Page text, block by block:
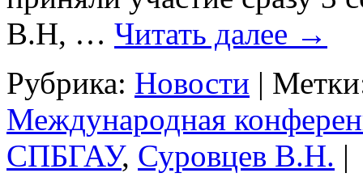
В.Н, … Читать далее →
Рубрика: Новости |
Международная
СПБГАУ, Суровцев В.Н. |